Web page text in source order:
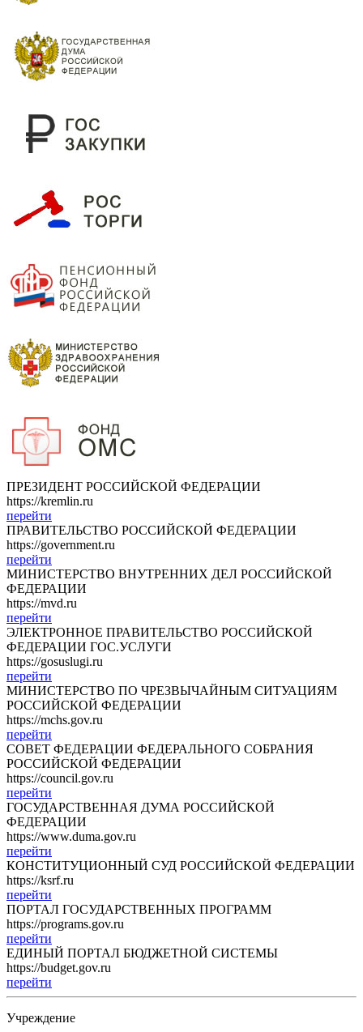
ПРЕЗИДЕНТ РОССИЙСКОЙ ФЕДЕРАЦИИ
https://kremlin.ru
перейти
ПРАВИТЕЛЬСТВО РОССИЙСКОЙ ФЕДЕРАЦИИ
https://government.ru
перейти
МИНИСТЕРСТВО ВНУТРЕННИХ ДЕЛ РОССИЙСКОЙ
ФЕДЕРАЦИИ
https://mvd.ru
перейти
ЭЛЕКТРОННОЕ ПРАВИТЕЛЬСТВО РОССИЙСКОЙ
ФЕДЕРАЦИИ ГОС.УСЛУГИ
https://gosuslugi.ru
перейти
МИНИСТЕРСТВО ПО ЧРЕЗВЫЧАЙНЫМ СИТУАЦИЯМ
РОССИЙСКОЙ ФЕДЕРАЦИИ
https://mchs.gov.ru
перейти
СОВЕТ ФЕДЕРАЦИИ ФЕДЕРАЛЬНОГО СОБРАНИЯ
РОССИЙСКОЙ ФЕДЕРАЦИИ
https://council.gov.ru
перейти
ГОСУДАРСТВЕННАЯ ДУМА РОССИЙСКОЙ
ФЕДЕРАЦИИ
https://www.duma.gov.ru
перейти
КОНСТИТУЦИОННЫЙ СУД РОССИЙСКОЙ ФЕДЕРАЦИИ
https://ksrf.ru
перейти
ПОРТАЛ ГОСУДАРСТВЕННЫХ ПРОГРАММ
https://programs.gov.ru
перейти
ЕДИНЫЙ ПОРТАЛ БЮДЖЕТНОЙ СИСТЕМЫ
https://budget.gov.ru
перейти
Учреждение